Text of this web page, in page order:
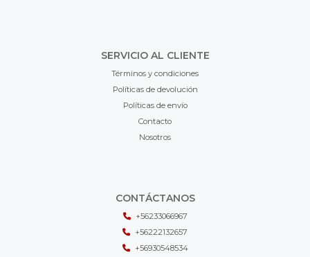
SERVICIO AL CLIENTE
Términos y condiciones
Políticas de devolución
Políticas de envío
Contacto
Nosotros
CONTÁCTANOS
+56233066967
+56222132657
+56930548534